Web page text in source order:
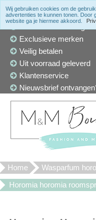
Winkel in Den Haag
Exclusieve merken
Veilig betalen
Uit voorraad geleverd
Klantenservice
Nieuwsbrief
Home
Wasparfum
Horomia horomia
Wij gebruiken cookies om de
advertenties te kunnen tonen. Door
website ga je hiermee akkoord.